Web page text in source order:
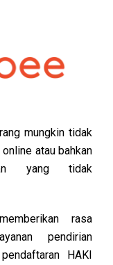
mungkin tidak
atau bahkan
yang tidak
rasa
pendirian
HAKI